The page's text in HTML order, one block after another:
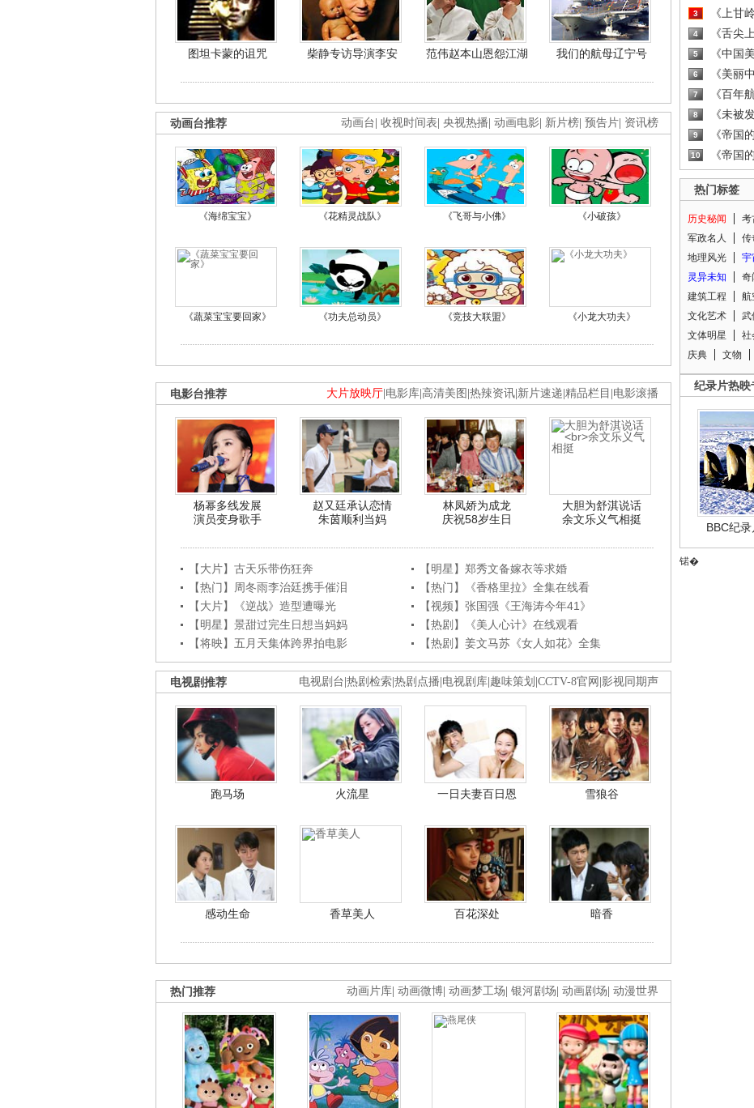
图坦卡蒙的诅咒 柴静专访导演李安 范伟赵本山恩怨江湖 我们的航母辽宁号
动画台 收视时间表 央视热播 动画电影 新片榜 预告片 资讯榜
动画台推荐
《海绵宝宝》 《花精灵战队》 《飞哥与小佛》 《小破孩》
《蔬菜宝宝要回家》 《功夫总动员》 《竞技大联盟》 《小龙大功夫》
大片放映厅 电影库 高清美图 热辣资讯 新片速递 精品栏目 电影滚播
电影台推荐
杨幂多线发展
演员变身歌手
赵又廷承认恋情
朱茵顺利当妈
林凤娇为成龙
庆祝58岁生日
大胆为舒淇说话
余文乐义气相挺
【大片】古天乐带伤狂奔
【明星】郑秀文备嫁衣等求婚
【热门】周冬雨李治廷携手催泪
【热门】《香格里拉》全集在线看
【大片】《逆战》造型遭曝光
【视频】张国强《王海涛今年41》
【明星】景甜过完生日想当妈妈
【热剧】《美人心计》在线观看
【将映】五月天集体跨界拍电影
【热剧】姜文马苏《女人如花》全集
电视剧台 热剧检索 热剧点播 电视剧库 趣味策划 CCTV-8官网 影视同期声
电视剧推荐
跑马场 火流星 一日夫妻百日恩 雪狼谷
感动生命 香草美人 百花深处 暗香
动画片库 动画微博 动画梦工场 银河剧场 动画剧场 动漫世界
热门推荐
3 《上甘
4 《舌尖
5 《中国
6 《美丽
7 《百年
8 《未被
9 《帝国
10 《帝国
热门标签
历史秘闻 考
军政名人
传
地理风光
宇
灵异未知
奇
建筑工程
航
文化艺术
武
文体明星
社
庆典
文物
纪录片热映
BBC纪
锘�